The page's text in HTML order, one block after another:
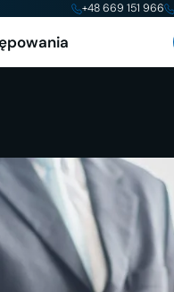
+48 669 151 966